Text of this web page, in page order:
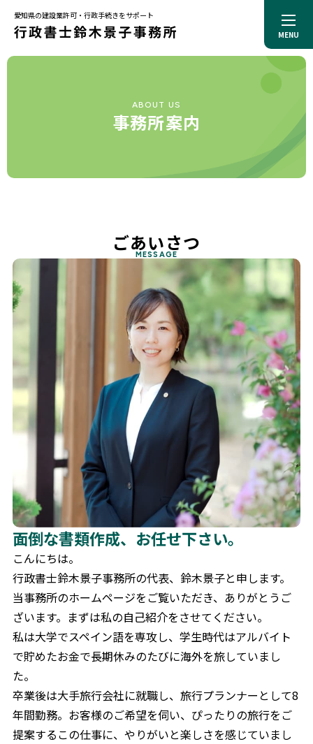
愛知県の建設業許可・行政手続きをサポート
MENU
ABOUT US
事務所案内
ごあいさつ
MESSAGE
面倒な書類作成、お任せ下さい。
こんにちは。
行政書士鈴木景子事務所の代表、鈴木景子と申します。
当事務所のホームページをご覧いただき、ありがとうご
ざいます。まずは私の自己紹介をさせてください。
私は大学でスペイン語を専攻し、学生時代はアルバイト
で貯めたお金で長期休みのたびに海外を旅していまし
た。
卒業後は大手旅行会社に就職し、旅行プランナーとして8
年間勤務。お客様のご希望を伺い、ぴったりの旅行をご
提案するこの仕事に、やりがいと楽しさを感じていまし
お問合せ
CONTACT
何かご質問やご相談がございましたら、お気軽にお問合
せください。
専門スタッフが丁寧に対応いたします。
匿名及び非通知でのお問い合わせはご対応致しかねま
す。あらかじめご了承ください。
0566-91-4525
平日9:00-17:00
メールから相談する
24時間365日受付